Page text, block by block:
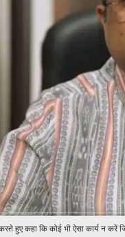
हुए कहा कि कोई भी ऐसा कार्य न